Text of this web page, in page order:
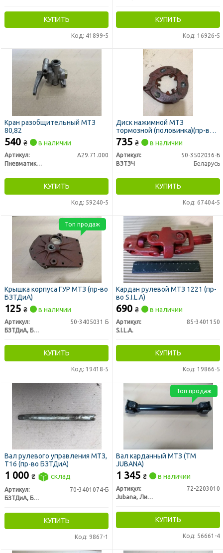
КУПИТЬ
Код: 41899-5
КУПИТЬ
Код: 16926-5
Кран разобщительный МТЗ
80,82
540 ₴ в наличии
Артикул:
А29.71.000
Пневматик г. Винница
КУПИТЬ
Код: 59240-5
Диск нажимной МТЗ
тормозной (половинка)(пр-во
ВЗТЗЧ)
735 ₴ в наличии
Артикул:
50-3502036-Б
ВЗТЗЧ
Беларусь
КУПИТЬ
Код: 67404-5
Крышка корпуса ГУР МТЗ (пр-во
БЗТДиА)
125 ₴ в наличии
Артикул:
50-3405031 Б
БЗТДиА, Беларусь
КУПИТЬ
Код: 19418-5
Топ продаж
Кардан рулевой МТЗ 1221 (пр-
во S.I.L.A)
690 ₴ в наличии
Артикул:
85-3401150
S.I.L.A.
КУПИТЬ
Код: 19866-5
Вал рулевого управления МТЗ,
Т16 (пр-во БЗТДиА)
1 000 ₴ склад
Артикул:
70-3401074-Б
БЗТДиА, Беларусь
КУПИТЬ
Код: 9867-1
Вал карданный МТЗ (ТМ
JUBANA)
1 345 ₴ в наличии
Артикул:
72-2203010
Jubana, Литва
КУПИТЬ
Код: 56661-4
Топ продаж